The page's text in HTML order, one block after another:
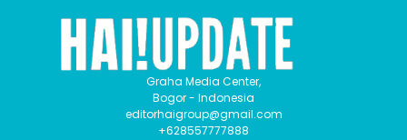
Graha Media Center,
Bogor - Indonesia
editorhaigroup@gmail.com
+628557777888